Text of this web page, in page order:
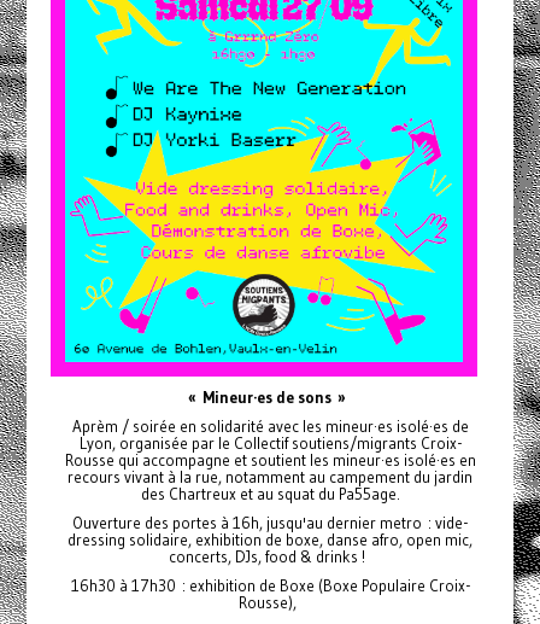
« Mineur·es de sons »
Aprèm / soirée en solidarité avec les mineur·es isolé·es de
Lyon, organisée par le Collectif soutiens/migrants Croix-
Rousse qui accompagne et soutient les mineur·es isolé·es en
recours vivant à la rue, notamment au campement du jardin
des Chartreux et au squat du Pa55age.
Ouverture des portes à 16h, jusqu'au dernier metro : vide-
dressing solidaire, exhibition de boxe, danse afro, open mic,
concerts, DJs, food & drinks !
16h30 à 17h30 : exhibition de Boxe (Boxe Populaire Croix-
Rousse),